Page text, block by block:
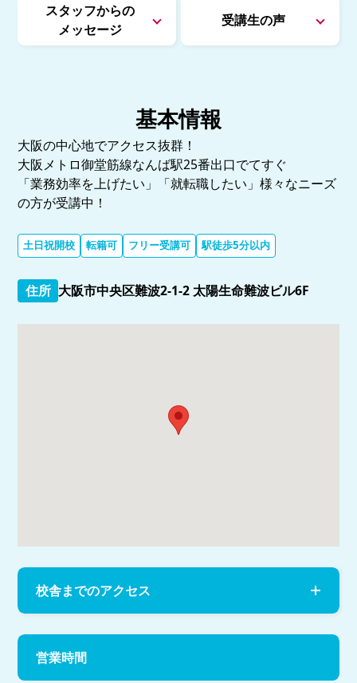
スタッフからの
メッセージ
受講生の声
基本情報
大阪の中心地でアクセス抜群！
大阪メトロ御堂筋線なんば駅25番出口でてすぐ
「業務効率を上げたい」「就転職したい」様々なニーズ
の方が受講中！
土日祝開校 転籍可 フリー受講可 駅徒歩5分以内
住所 大阪市中央区難波2-1-2 太陽生命難波ビル6F
校舎までのアクセス
営業時間